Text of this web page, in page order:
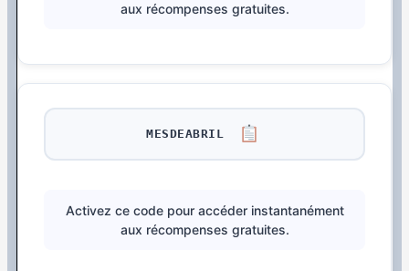
aux récompenses gratuites.
MESDEABRIL
Activez ce code pour accéder instantanément
aux récompenses gratuites.